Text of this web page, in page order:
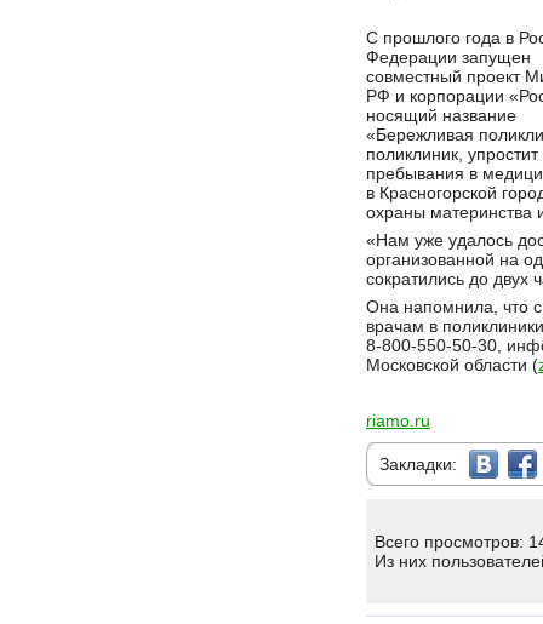
С прошлого года в
Федерации запущен
совместный проект
РФ и корпорации
носящий название
«Бережливая
поликлиник,
пребывания в
в Красногорской
охраны материнства
«Нам уже удалось
организованной на
сократились до двух
Она напомнила, что с
врачам в
8-800-550-50-30,
Московской области (
riamo.ru
Закладки:
Всего просмотров:
Из них